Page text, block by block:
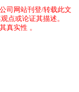
司网站刊登/转载此文
点或论证其描述。
真实性 。